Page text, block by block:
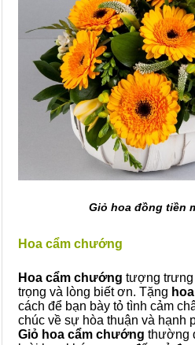
Giỏ hoa đồng tiền
Hoa cẩm chướng
Hoa cẩm chướng tượng trưng
trọng và lòng biết ơn. Tặng
cách để bạn bày tỏ tình cảm
chúc về sự hòa thuận và hạnh
Giỏ hoa cẩm chướng thường